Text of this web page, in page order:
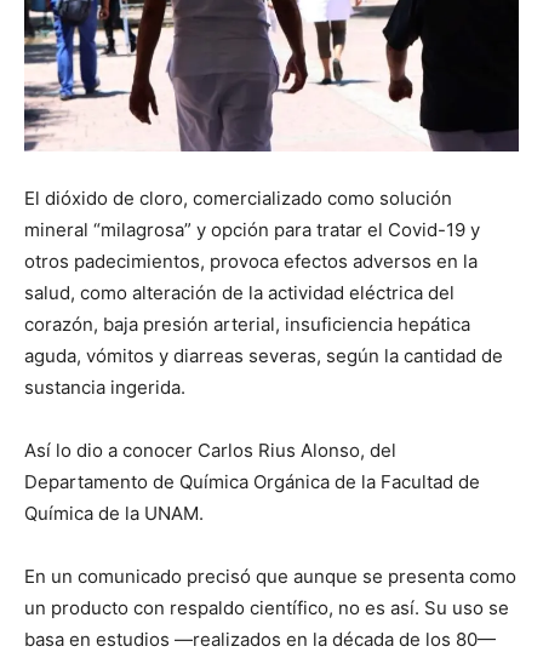
El dióxido de cloro, comercializado como solución
mineral “milagrosa” y opción para tratar el Covid-19 y
otros padecimientos, provoca efectos adversos en la
salud, como alteración de la actividad eléctrica del
corazón, baja presión arterial, insuficiencia hepática
aguda, vómitos y diarreas severas, según la cantidad de
sustancia ingerida.
Así lo dio a conocer Carlos Rius Alonso, del
Departamento de Química Orgánica de la Facultad de
Química de la UNAM.
En un comunicado precisó que aunque se presenta como
un producto con respaldo científico, no es así. Su uso se
basa en estudios —realizados en la década de los 80—